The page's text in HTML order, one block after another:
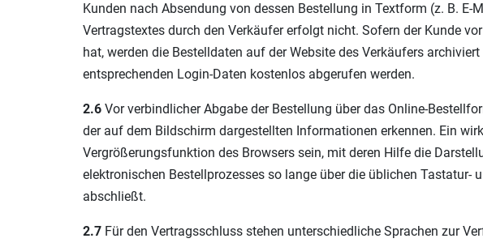
Kunden nach Absendung von dessen Bestellung in Textform (z. B.
Vertragstextes durch den Verkäufer erfolgt nicht. Sofern der Kunde
hat, werden die Bestelldaten auf der Website des Verkäufers
entsprechenden Login-Daten kostenlos abgerufen werden.
2.6 Vor verbindlicher Abgabe der Bestellung über das Online-
der auf dem Bildschirm dargestellten Informationen erkennen. Ein
Vergrößerungsfunktion des Browsers sein, mit deren Hilfe die
elektronischen Bestellprozesses so lange über die üblichen
abschließt.
2.7 Für den Vertragsschluss stehen unterschiedliche Sprachen zur